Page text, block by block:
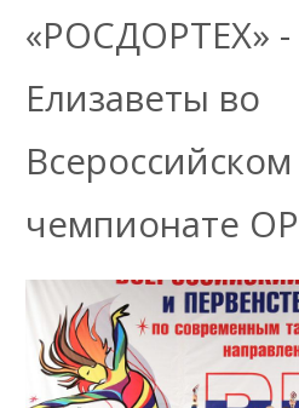
«РОСДОРТЕХ» -
Елизаветы во
Всероссийском
чемпионате